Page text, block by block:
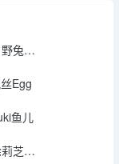
[XIUREN秀人网] 2024.02.18 NO.8101 月野兔美妞
Egg
鱼儿
[XIUREN秀人网] 2024.02.08 NO.8096 徐莉芝Booty